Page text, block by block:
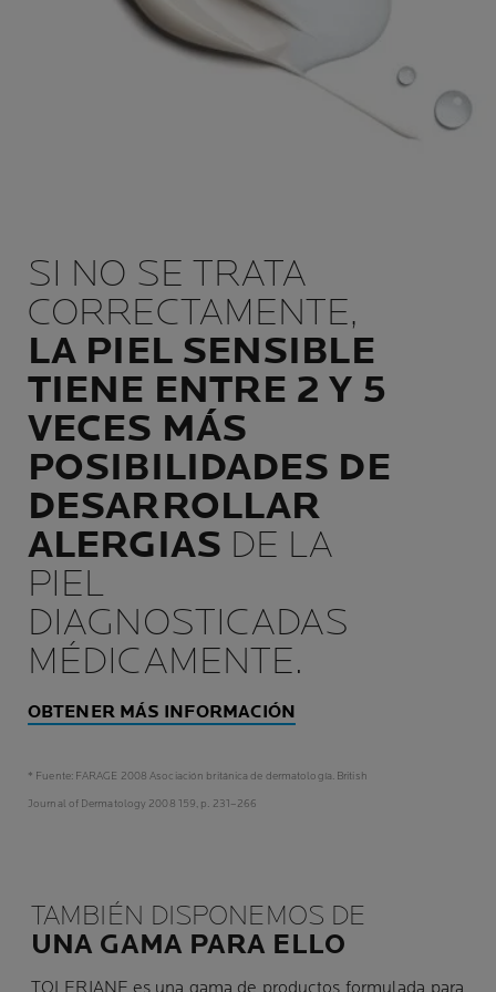
SI NO SE TRATA
CORRECTAMENTE,
LA PIEL SENSIBLE
TIENE ENTRE 2 Y 5
VECES MÁS
POSIBILIDADES DE
DESARROLLAR
ALERGIAS DE LA
PIEL
DIAGNOSTICADAS
MÉDICAMENTE.
OBTENER MÁS INFORMACIÓN
* Fuente: FARAGE 2008 Asociación británica de dermatología. British
Journal of Dermatology 2008 159, p. 231–266
TAMBIÉN DISPONEMOS DE
UNA GAMA PARA ELLO